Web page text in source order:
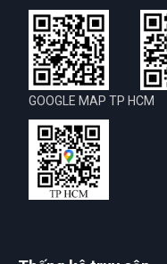
GOOGLE MAP TP HCM